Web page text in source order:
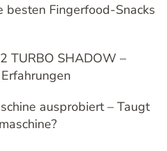
Fingerfood-Snacks
TURBO SHADOW –
ausprobiert – Taugt